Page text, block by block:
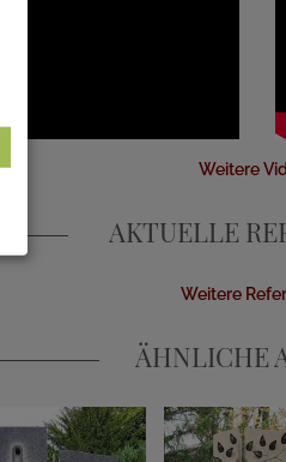
Weitere
AKTUELLE
Weitere
ÄHNLICHE